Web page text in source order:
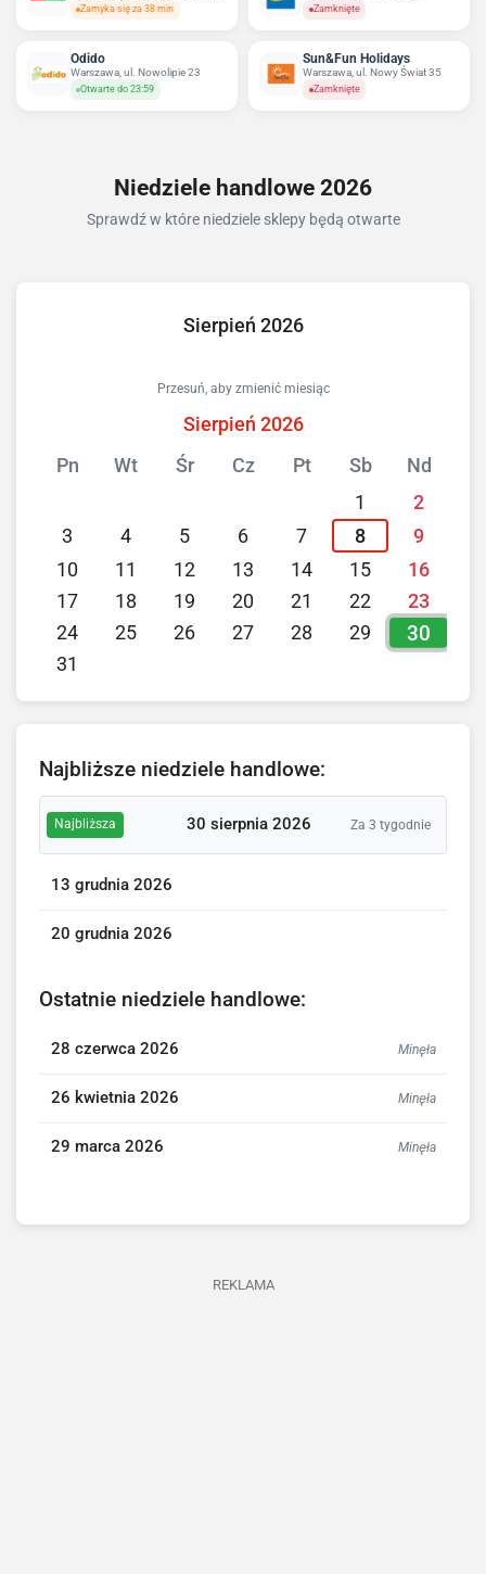
Zamyka się za 38 min Zamknięte
Odido
Warszawa, ul. Nowolipie 23
Otwarte do 23:59
Sun&Fun Holidays
Warszawa, ul. Nowy Świat 35
Zamknięte
Niedziele handlowe 2026
Sprawdź w które niedziele sklepy będą otwarte
Sierpień 2026
Przesuń, aby zmienić miesiąc
Sierpień 2026
Pn
Wt Śr Cz Pt Sb
Nd
1
2
3
4 5 6 7 8
9
10
11 12 13 14 15
16
17
18 19 20 21 22
23
24
25 26 27 28 29 30
31
Najbliższe niedziele handlowe:
Najbliższa 30 sierpnia 2026 Za 3 tygodnie
13 grudnia 2026
20 grudnia 2026
Ostatnie niedziele handlowe:
28 czerwca 2026 Minęła
26 kwietnia 2026 Minęła
29 marca 2026 Minęła
REKLAMA